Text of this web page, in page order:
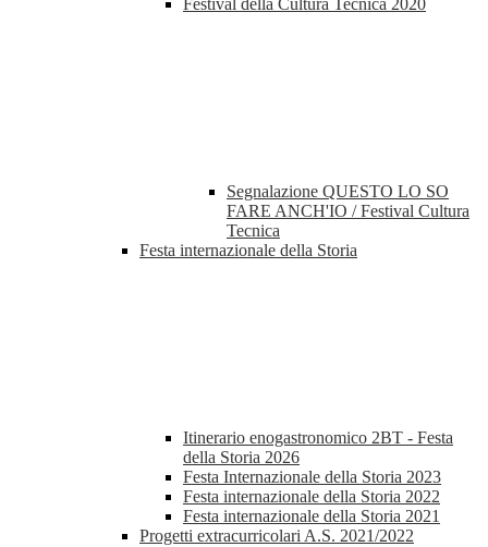
Festival della Cultura Tecnica 2020
Segnalazione QUESTO LO SO
FARE ANCH'IO / Festival Cultura
Tecnica
Festa internazionale della Storia
Itinerario enogastronomico 2BT - Festa
della Storia 2026
Festa Internazionale della Storia 2023
Festa internazionale della Storia 2022
Festa internazionale della Storia 2021
Progetti extracurricolari A.S. 2021/2022